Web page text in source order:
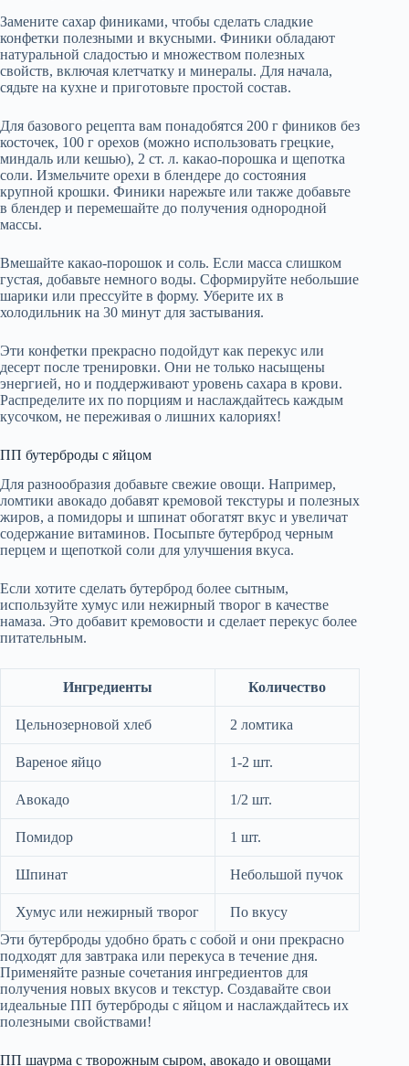
Замените сахар финиками, чтобы сделать сладкие
конфетки полезными и вкусными. Финики обладают
натуральной сладостью и множеством полезных
свойств, включая клетчатку и минералы. Для начала,
сядьте на кухне и приготовьте простой состав.
Для базового рецепта вам понадобятся 200 г фиников без
косточек, 100 г орехов (можно использовать грецкие,
миндаль или кешью), 2 ст. л. какао-порошка и щепотка
соли. Измельчите орехи в блендере до состояния
крупной крошки. Финики нарежьте или также добавьте
в блендер и перемешайте до получения однородной
массы.
Вмешайте какао-порошок и соль. Если масса слишком
густая, добавьте немного воды. Сформируйте небольшие
шарики или прессуйте в форму. Уберите их в
холодильник на 30 минут для застывания.
Эти конфетки прекрасно подойдут как перекус или
десерт после тренировки. Они не только насыщены
энергией, но и поддерживают уровень сахара в крови.
Распределите их по порциям и наслаждайтесь каждым
кусочком, не переживая о лишних калориях!
ПП бутерброды с яйцом
Для разнообразия добавьте свежие овощи. Например,
ломтики авокадо добавят кремовой текстуры и полезных
жиров, а помидоры и шпинат обогатят вкус и увеличат
содержание витаминов. Посыпьте бутерброд черным
перцем и щепоткой соли для улучшения вкуса.
Если хотите сделать бутерброд более сытным,
используйте хумус или нежирный творог в качестве
намаза. Это добавит кремовости и сделает перекус более
питательным.
Ингредиенты Количество
Цельнозерновой хлеб 2 ломтика
Вареное яйцо 1-2 шт.
Авокадо 1/2 шт.
Помидор 1 шт.
Шпинат Небольшой пучок
Хумус или нежирный творог
По вкусу
Эти бутерброды удобно брать с собой и они прекрасно
подходят для завтрака или перекуса в течение дня.
Применяйте разные сочетания ингредиентов для
получения новых вкусов и текстур. Создавайте свои
идеальные ПП бутерброды с яйцом и наслаждайтесь их
полезными свойствами!
ПП шаурма с творожным сыром, авокадо и овощами